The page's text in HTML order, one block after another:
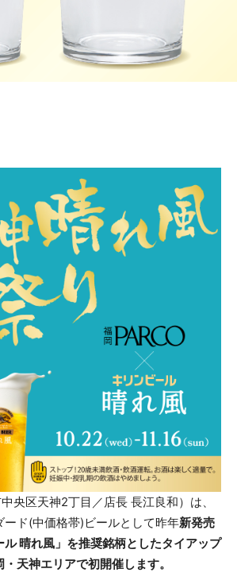
央区天神2丁目／店長 長江良和）は、
ド(中価格帯)ビールとして昨年新発売
ル 晴れ風」を推奨銘柄としたタイアップ
天神エリアで初開催します。